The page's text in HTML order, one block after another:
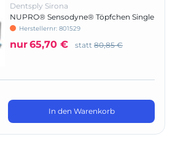
Dentsply Sirona
NUPRO® Sensodyne® Töpfchen Single
Dose ohne Fluorid
Herstellernr: 801529
nur65,70 € statt 80,85 €
In den Warenkorb